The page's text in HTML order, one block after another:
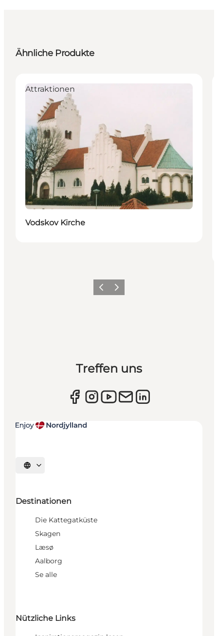
Ähnliche Produkte
Attraktionen
Vodskov Kirche
ZurückWeiter
Treffen uns
Sprache auswählen
Destinationen
Die Kattegatküste
Skagen
Læsø
Aalborg
Se alle
Nützliche Links